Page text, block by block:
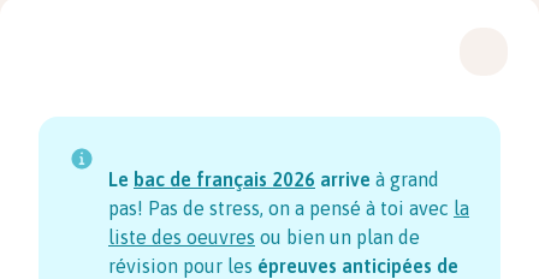
Le bac de français 2026 arrive à grand
pas! Pas de stress, on a pensé à toi avec la
liste des oeuvres ou bien un plan de
révision pour les épreuves anticipées de